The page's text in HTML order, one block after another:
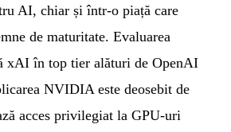
AI, chiar și într-o piață care
de maturitate. Evaluarea
xAI în top tier alături de OpenAI
NVIDIA este deosebit de
acces privilegiat la GPU-uri